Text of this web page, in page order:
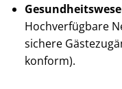
Hochverfügbare
sichere
konform).